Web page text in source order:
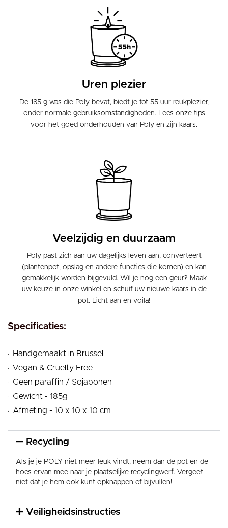
Uren plezier
De 185 g was die Poly bevat, biedt je tot 55 uur reukplezier,
onder normale gebruiksomstandigheden. Lees onze tips
voor het goed onderhouden van Poly en zijn kaars.
Veelzijdig en duurzaam
Poly past zich aan uw dagelijks leven aan, converteert
(plantenpot, opslag en andere functies die komen) en kan
gemakkelijk worden bijgevuld. Wil je nog een geur? Maak
uw keuze in onze winkel en schuif uw nieuwe kaars in de
pot. Licht aan en voila!
Specificaties:
Handgemaakt in Brussel
Vegan & Cruelty Free
Geen paraffin / Sojabonen
Gewicht - 185g
Afmeting - 10 x 10 x 10 cm
Recycling
Als je je POLY niet meer leuk vindt, neem dan de pot en de
hoes ervan mee naar je plaatselijke recyclingwerf. Vergeet
niet dat je hem ook kunt opknappen of bijvullen!
Veiligheidsinstructies